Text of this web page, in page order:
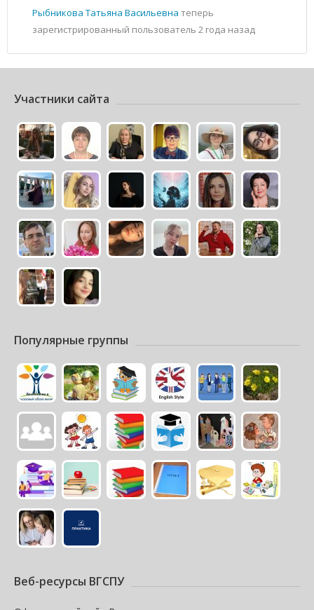
Рыбникова Татьяна Васильевна теперь
зарегистрированный пользователь 2 года назад
Участники сайта
Популярные группы
Веб-ресурсы ВГСПУ